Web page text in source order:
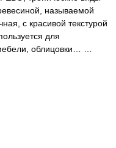
называемой
с красивой текстурой
для
мебели, облицовки… …